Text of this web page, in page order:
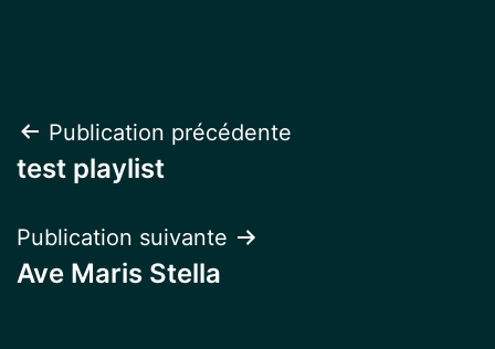
Navigation
de
l’article
Publication précédente
test playlist
Publication suivante
Ave Maris Stella